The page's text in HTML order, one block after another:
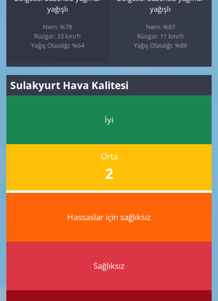
yağışlı
Nem: %78
Rüzgar: 33 km/h
Yağış Olasılığı: %64
yağışlı
Nem: %87
Rüzgar: 11 km/h
Yağış Olasılığı: %89
Sulakyurt Hava Kalitesi
İyi
Orta
2
Hassaslar için sağlıksız
Sağlıksız